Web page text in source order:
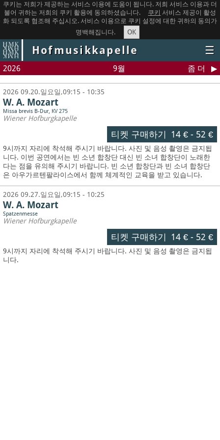
쿠키는 저희가 제공하는 서비스 이용에 도움이 됩니다. 저희 서비스 이용과 더
불어 귀하는 저희의 쿠키 활용에 동의하셨습니다.
쿠키 서비스 제공이 활성
화 되도록 협조해 주십시오. 서비스 이용으로 쿠키 설정에 대한 귀하의 동의가
명백해집니다.
OK
Hofmusikkapelle ☰
2026 9월 좀 더
2026 09.20.일요일,09:15 - 10:35
W. A. Mozart
Missa brevis B-Dur, KV 275
Wiener Hofburgkapelle
티켓 구매하기 14 €- 52 €
9시까지 자리에 착석해 주시기 바랍니다. 사진 및 음성 촬영은 금지됩
니다. 이번 공연에서는 빈 소년 합창단 대신 빈 소녀 합창단이 노래한
다는 점을 유의해 주시기 바랍니다. 빈 소년 합창단과 빈 소녀 합창단
은 아우가르텐팔라이스에서 함께 체계적인 교육을 받고 있습니다.
2026 09.27.일요일,09:15 - 10:25
W. A. Mozart
Spatzenmesse
Wiener Hofburgkapelle
티켓 구매하기 14 €- 52 €
9시까지 자리에 착석해 주시기 바랍니다. 사진 및 음성 촬영은 금지됩
니다.